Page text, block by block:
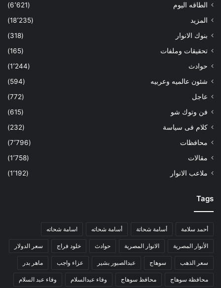
الطاقه اليوم
(6٬621)
المزيد
(18٬235)
بنوك الانوار
(318)
تحقيقات وملفات
(165)
حوادث
(1٬244)
شئون عالميه وعربيه
(594)
عاجل
(772)
فن وتوك شو
(615)
كلام فى سياسة
(232)
محافظات
(7٬796)
مقالات
(1٬758)
ملاعب الانوار
(1٬192)
Tags
أحمد سلامة أسامة شحاتة أسامة شحاته اسامة شحاته
الأنوار المصرية الانوار المصرية حوادث خلود فراج سعر الدولار
سعر الذهب سوهاج عبدالصبور بشير عزاء واجب ماهر بدر
محافظة سوهاج محافظ سوهاج وفاء عبدالسلام وفاء عبد السلام